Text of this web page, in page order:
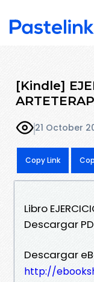
[Kindle]
21 October
Copy Link
Libro
Descargar
Descargar
http://